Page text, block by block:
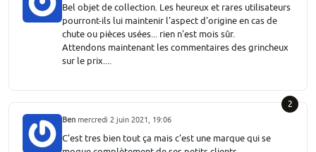
Bel objet de collection. Les heureux et rares utilisateurs
pourront-ils lui maintenir l'aspect d'origine en cas de
chute ou pièces usées... rien n'est mois sûr.
Attendons maintenant les commentaires des grincheux
sur le prix....
2
Ben mercredi 2 juin 2021, 19:06
C'est tres bien tout ça mais c'est une marque qui se